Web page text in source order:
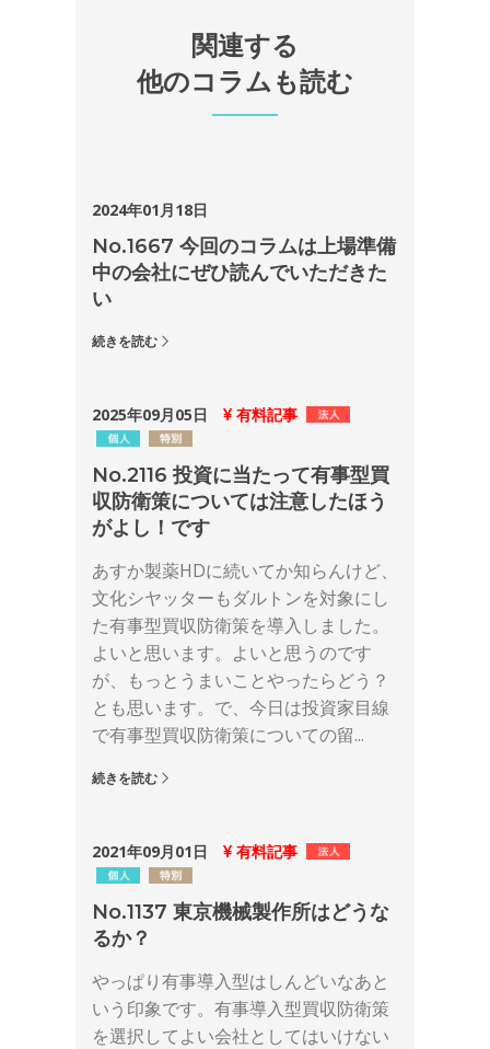
関連する
他のコラムも読む
2024年01月18日
No.1667 今回のコラムは上場準備
中の会社にぜひ読んでいただきた
い
続きを読む
2025年09月05日 有料記事
No.2116 投資に当たって有事型買
収防衛策については注意したほう
がよし！です
あすか製薬HDに続いてか知らんけど、
文化シヤッターもダルトンを対象にし
た有事型買収防衛策を導入しました。
よいと思います。よいと思うのです
が、もっとうまいことやったらどう？
とも思います。で、今日は投資家目線
で有事型買収防衛策についての留...
続きを読む
2021年09月01日 有料記事
No.1137 東京機械製作所はどうな
るか？
やっぱり有事導入型はしんどいなあと
いう印象です。有事導入型買収防衛策
を選択してよい会社としてはいけない